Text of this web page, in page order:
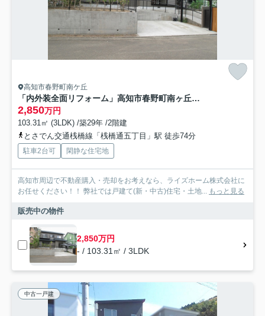
高知市春野町南ケ丘
「内外装全面リフォーム」高知市春野町南ヶ丘9丁目 中古一戸建て
2,850万円
103.31㎡ (3LDK) /築29年 /2階建
とさでん交通桟橋線「桟橋通五丁目」駅 徒歩74分
駐車2台可 閑静な住宅地
高知市周辺で不動産購入・売却をお考えなら、ライズホーム株式会社に
お任せください！！ 弊社では戸建て(新・中古)住宅・土地... もっと見る
販売中の物件
2,850万円
- / 103.31㎡ / 3LDK
中古一戸建